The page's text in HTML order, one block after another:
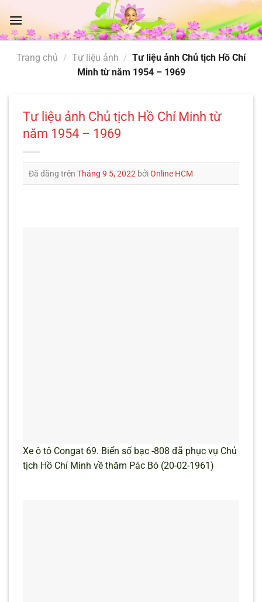
đến
nội
Trang chủ / Tư liệu ảnh / Tư liệu ảnh Chủ tịch Hồ Chí
Minh từ năm 1954 – 1969
Tư liệu ảnh Chủ tịch Hồ Chí Minh từ
năm 1954 – 1969
Đã đăng trên Tháng 9 5, 2022 bởiOnline HCM
Xe ô tô Congat 69. Biển số bạc -808 đã phục vụ Chủ
tịch Hồ Chí Minh về thăm Pác Bó (20-02-1961)